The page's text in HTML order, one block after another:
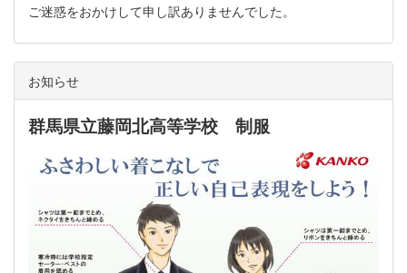
ご迷惑をおかけして申し訳ありませんでした。
お知らせ
群馬県立藤岡北高等学校 制服